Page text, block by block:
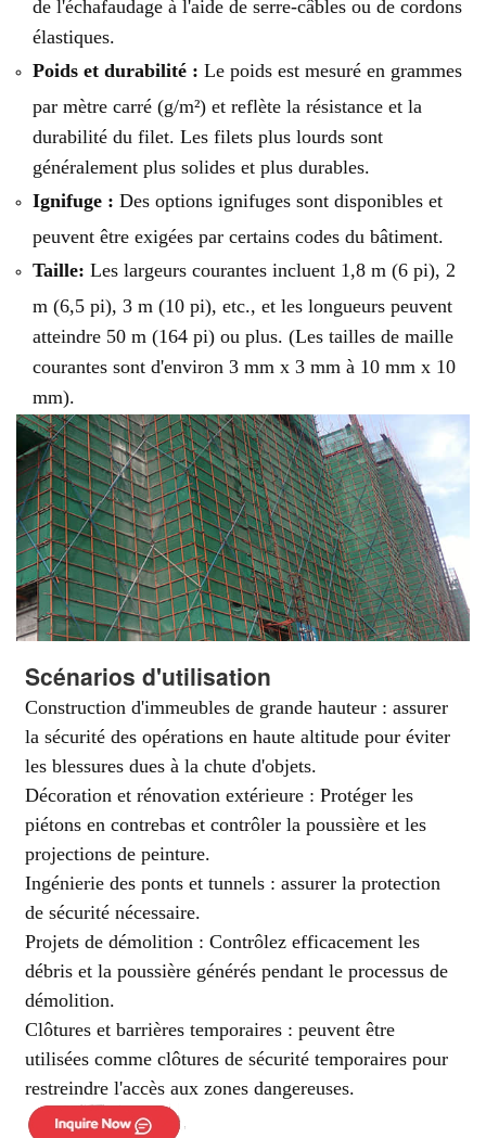
de l'échafaudage à l'aide de serre-câbles ou de cordons
élastiques.
Poids et durabilité : Le poids est mesuré en grammes
par mètre carré (g/m²) et reflète la résistance et la
durabilité du filet. Les filets plus lourds sont
généralement plus solides et plus durables.
Ignifuge : Des options ignifuges sont disponibles et
peuvent être exigées par certains codes du bâtiment.
Taille: Les largeurs courantes incluent 1,8 m (6 pi), 2
m (6,5 pi), 3 m (10 pi), etc., et les longueurs peuvent
atteindre 50 m (164 pi) ou plus. (Les tailles de maille
courantes sont d'environ 3 mm x 3 mm à 10 mm x 10
mm).
Scénarios d'utilisation
Construction d'immeubles de grande hauteur : assurer
la sécurité des opérations en haute altitude pour éviter
les blessures dues à la chute d'objets.
Décoration et rénovation extérieure : Protéger les
piétons en contrebas et contrôler la poussière et les
projections de peinture.
Ingénierie des ponts et tunnels : assurer la protection
de sécurité nécessaire.
Projets de démolition : Contrôlez efficacement les
débris et la poussière générés pendant le processus de
démolition.
Clôtures et barrières temporaires : peuvent être
utilisées comme clôtures de sécurité temporaires pour
restreindre l'accès aux zones dangereuses.